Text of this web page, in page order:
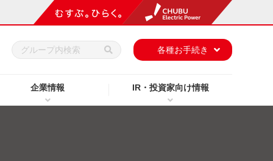
企業情報 IR・投資家向け情報
各種お手続き